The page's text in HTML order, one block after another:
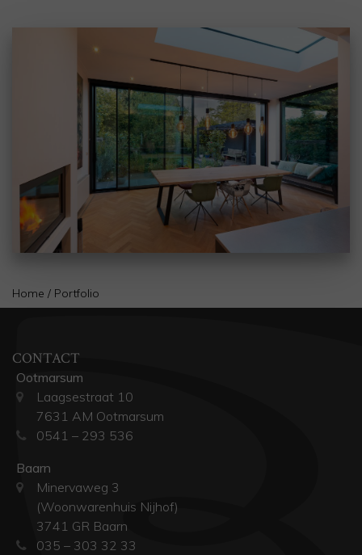
Home / Portfolio
CONTACT
Ootmarsum
Laagsestraat 10
7631 AM Ootmarsum
0541 – 293 536
Baarn
Minervaweg 3
(Woonwarenhuis Nijhof)
3741 GR Baarn
035 – 303 32 33